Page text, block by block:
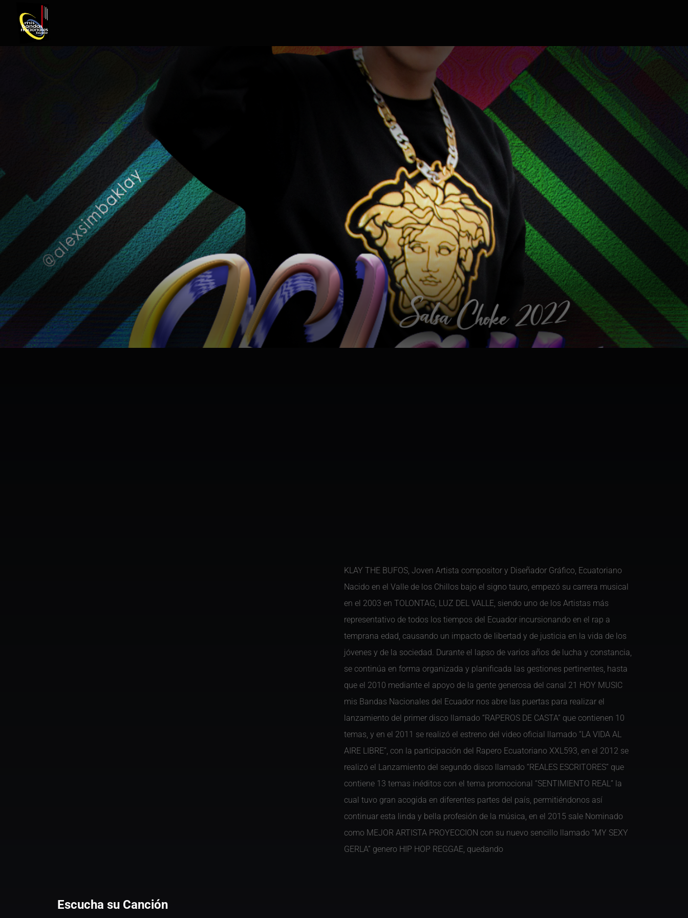
KLAY THE BUFOS, Joven Artista compositor y Diseñador Gráfico, Ecuatoriano
Nacido en el Valle de los Chillos bajo el signo tauro, empezó su carrera musical
en el 2003 en TOLONTAG, LUZ DEL VALLE, siendo uno de los Artistas más
representativo de todos los tiempos del Ecuador incursionando en el rap a
temprana edad, causando un impacto de libertad y de justicia en la vida de los
jóvenes y de la sociedad. Durante el lapso de varios años de lucha y constancia,
se continúa en forma organizada y planificada las gestiones pertinentes, hasta
que el 2010 mediante el apoyo de la gente generosa del canal 21 HOY MUSIC
mis Bandas Nacionales del Ecuador nos abre las puertas para realizar el
lanzamiento del primer disco llamado “RAPEROS DE CASTA” que contienen 10
temas, y en el 2011 se realizó el estreno del video oficial llamado “LA VIDA AL
AIRE LIBRE”, con la participación del Rapero Ecuatoriano XXL593, en el 2012 se
realizó el Lanzamiento del segundo disco llamado “REALES ESCRITORES” que
contiene 13 temas inéditos con el tema promocional “SENTIMIENTO REAL” la
cual tuvo gran acogida en diferentes partes del país, permitiéndonos así
continuar esta linda y bella profesión de la música, en el 2015 sale Nominado
como MEJOR ARTISTA PROYECCION con su nuevo sencillo llamado “MY SEXY
GERLA” genero HIP HOP REGGAE, quedando
Escucha su Canción